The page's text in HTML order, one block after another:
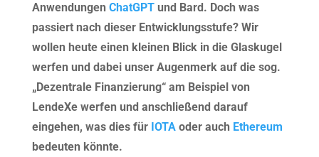
Anwendungen ChatGPTund Bard. Doch was
passiert nach dieser Entwicklungsstufe? Wir
wollen heute einen kleinen Blick in die Glaskugel
werfen und dabei unser Augenmerk auf die sog.
„Dezentrale Finanzierung“ am Beispiel von
LendeXe werfen und anschließend darauf
eingehen, was dies für IOTAoder auch Ethereum
bedeuten könnte.